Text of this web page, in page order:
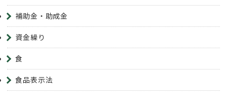
補助金・助成金
資金繰り
食
食品表示法